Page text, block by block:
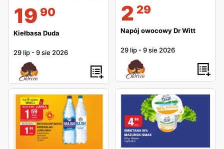
19 90
Kiełbasa Duda
29 lip -9 sie 2026
2 29
Napój owocowy Dr Witt
29 lip -9 sie 2026